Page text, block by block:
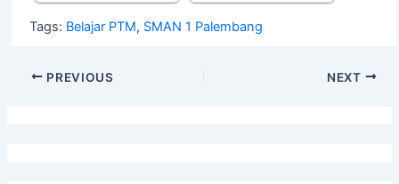
Tags: Belajar PTM, SMAN 1 Palembang
PREVIOUS NEXT